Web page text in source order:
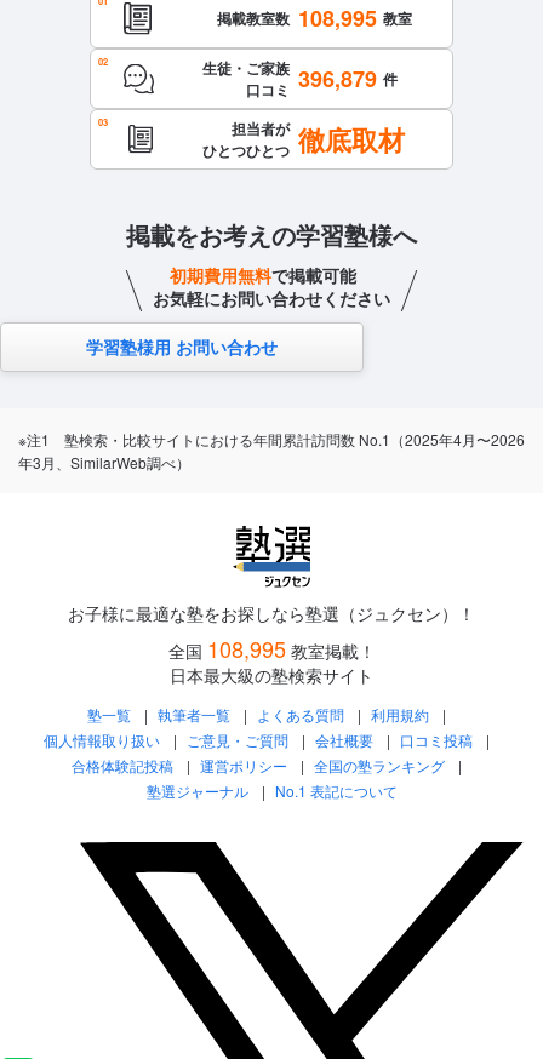
掲載教室数 108,995 教室
生徒・ご家族
口コミ 396,879 件
担当者が
ひとつひとつ 徹底取材
掲載をお考えの学習塾様へ
初期費用無料で掲載可能
お気軽にお問い合わせください
学習塾様用 お問い合わせ
※注1 塾検索・比較サイトにおける年間累計訪問数 No.1（2025年4月〜2026
年3月、SimilarWeb調べ）
お子様に最適な塾をお探しなら塾選（ジュクセン）！
全国 108,995 教室掲載！
日本最大級の塾検索サイト
塾一覧 執筆者一覧 よくある質問
利用規約
個人情報取り扱い
ご意見・ご質問 会社概要
口コミ投稿
合格体験記投稿
運営ポリシー
全国の塾ランキング
塾選ジャーナル
No.1 表記について